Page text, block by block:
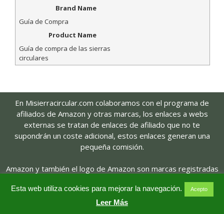
Brand Name
Guía de Compra
Product Name
Guía de compra de las sierras
circulares
En Misierracircular.com colaboramos con el programa de
afiliados de Amazon y otras marcas, los enlaces a webs
externas se tratan de enlaces de afiliado que no te
supondrán un coste adicional, estos enlaces generan una
pequeña comisión.
Amazon y también el logo de Amazon son marcas registradas
POLÍTICA DE PRIVACIDAD
Esta web utiliza cookies para mejorar la navegación. Acepto
Leer Más